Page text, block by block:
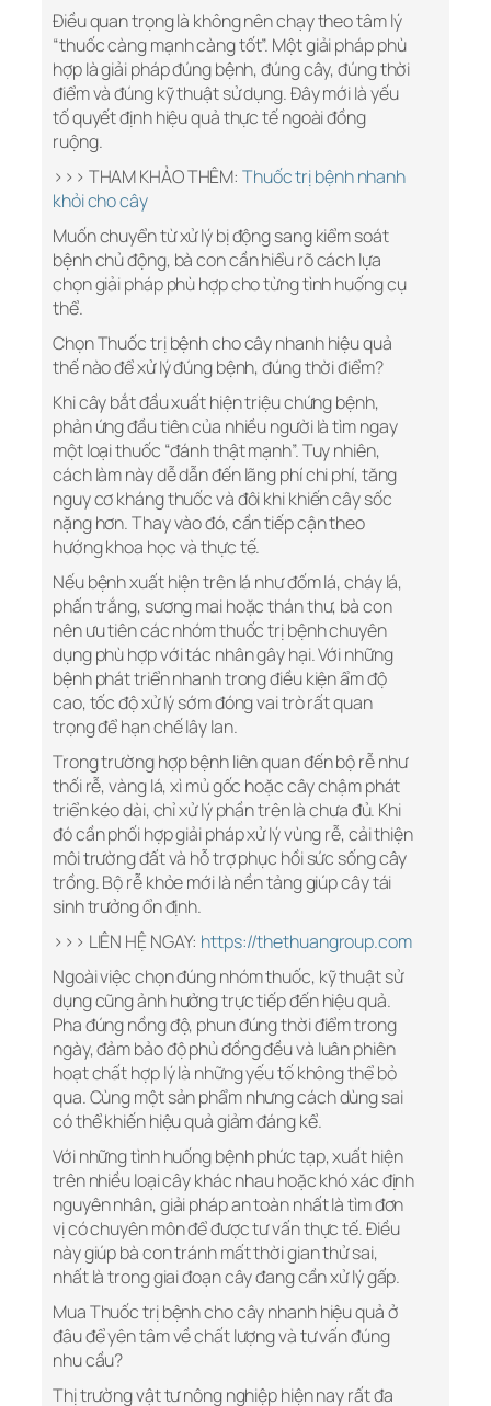
Điều quan trọng là không nên chạy theo tâm lý
“thuốc càng mạnh càng tốt”. Một giải pháp phù
hợp là giải pháp đúng bệnh, đúng cây, đúng thời
điểm và đúng kỹ thuật sử dụng. Đây mới là yếu
tố quyết định hiệu quả thực tế ngoài đồng
ruộng.
>>> THAM KHẢO THÊM: Thuốc trị bệnh nhanh
khỏi cho cây
Muốn chuyển từ xử lý bị động sang kiểm soát
bệnh chủ động, bà con cần hiểu rõ cách lựa
chọn giải pháp phù hợp cho từng tình huống cụ
thể.
Chọn Thuốc trị bệnh cho cây nhanh hiệu quả
thế nào để xử lý đúng bệnh, đúng thời điểm?
Khi cây bắt đầu xuất hiện triệu chứng bệnh,
phản ứng đầu tiên của nhiều người là tìm ngay
một loại thuốc “đánh thật mạnh”. Tuy nhiên,
cách làm này dễ dẫn đến lãng phí chi phí, tăng
nguy cơ kháng thuốc và đôi khi khiến cây sốc
nặng hơn. Thay vào đó, cần tiếp cận theo
hướng khoa học và thực tế.
Nếu bệnh xuất hiện trên lá như đốm lá, cháy lá,
phấn trắng, sương mai hoặc thán thư, bà con
nên ưu tiên các nhóm thuốc trị bệnh chuyên
dụng phù hợp với tác nhân gây hại. Với những
bệnh phát triển nhanh trong điều kiện ẩm độ
cao, tốc độ xử lý sớm đóng vai trò rất quan
trọng để hạn chế lây lan.
Trong trường hợp bệnh liên quan đến bộ rễ như
thối rễ, vàng lá, xì mủ gốc hoặc cây chậm phát
triển kéo dài, chỉ xử lý phần trên là chưa đủ. Khi
đó cần phối hợp giải pháp xử lý vùng rễ, cải thiện
môi trường đất và hỗ trợ phục hồi sức sống cây
trồng. Bộ rễ khỏe mới là nền tảng giúp cây tái
sinh trưởng ổn định.
>>> LIÊN HỆ NGAY: https://thethuangroup.com
Ngoài việc chọn đúng nhóm thuốc, kỹ thuật sử
dụng cũng ảnh hưởng trực tiếp đến hiệu quả.
Pha đúng nồng độ, phun đúng thời điểm trong
ngày, đảm bảo độ phủ đồng đều và luân phiên
hoạt chất hợp lý là những yếu tố không thể bỏ
qua. Cùng một sản phẩm nhưng cách dùng sai
có thể khiến hiệu quả giảm đáng kể.
Với những tình huống bệnh phức tạp, xuất hiện
trên nhiều loại cây khác nhau hoặc khó xác định
nguyên nhân, giải pháp an toàn nhất là tìm đơn
vị có chuyên môn để được tư vấn thực tế. Điều
này giúp bà con tránh mất thời gian thử sai,
nhất là trong giai đoạn cây đang cần xử lý gấp.
Mua Thuốc trị bệnh cho cây nhanh hiệu quả ở
đâu để yên tâm về chất lượng và tư vấn đúng
nhu cầu?
Thị trường vật tư nông nghiệp hiện nay rất đa